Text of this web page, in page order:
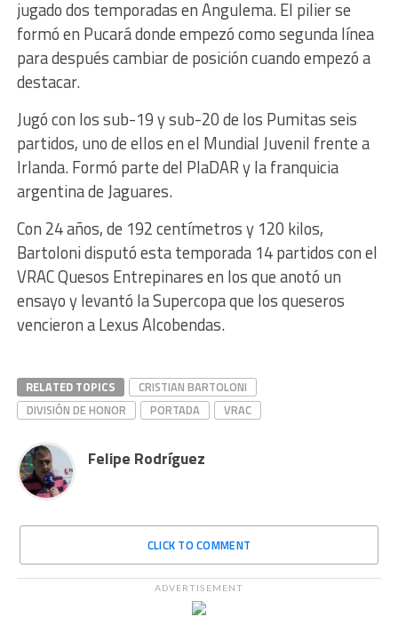
jugado dos temporadas en Angulema. El pilier se
formó en Pucará donde empezó como segunda línea
para después cambiar de posición cuando empezó a
destacar.
Jugó con los sub-19 y sub-20 de los Pumitas seis
partidos, uno de ellos en el Mundial Juvenil frente a
Irlanda. Formó parte del PlaDAR y la franquicia
argentina de Jaguares.
Con 24 años, de 192 centímetros y 120 kilos,
Bartoloni disputó esta temporada 14 partidos con el
VRAC Quesos Entrepinares en los que anotó un
ensayo y levantó la Supercopa que los queseros
vencieron a Lexus Alcobendas.
RELATED TOPICS
CRISTIAN BARTOLONI
DIVISIÓN DE HONOR
PORTADA VRAC
Felipe Rodríguez
CLICK TO COMMENT
ADVERTISEMENT